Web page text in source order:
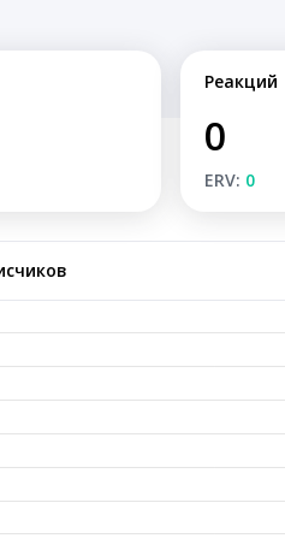
Реакций
0
ERV: 0